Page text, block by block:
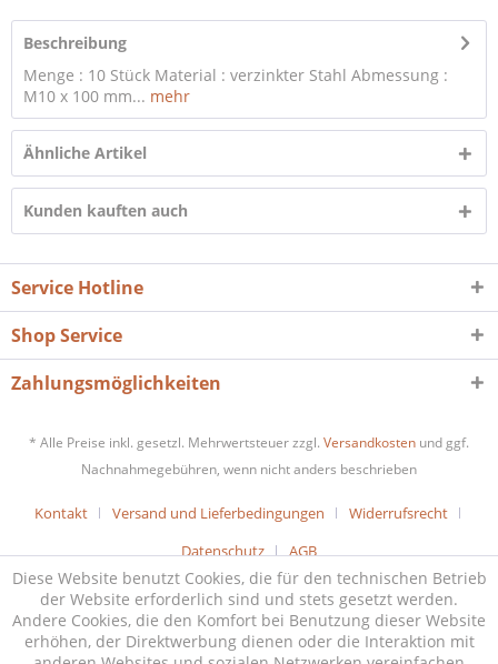
Beschreibung
Menge : 10 Stück Material : verzinkter Stahl Abmessung :
M10 x 100 mm... mehr
Ähnliche Artikel
Kunden kauften auch
Service Hotline
Shop Service
Zahlungsmöglichkeiten
* Alle Preise inkl. gesetzl. Mehrwertsteuer zzgl. Versandkosten und ggf.
Nachnahmegebühren, wenn nicht anders beschrieben
Kontakt Versand und Lieferbedingungen
Widerrufsrecht
Datenschutz
AGB
Diese Website benutzt Cookies, die für den technischen Betrieb
der Website erforderlich sind und stets gesetzt werden.
Andere Cookies, die den Komfort bei Benutzung dieser Website
erhöhen, der Direktwerbung dienen oder die Interaktion mit